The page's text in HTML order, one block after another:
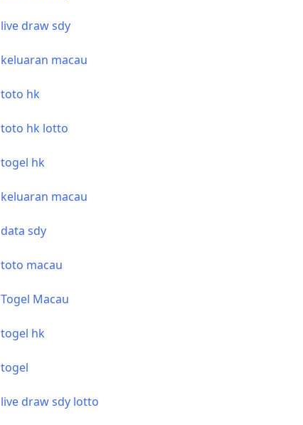
live draw sdy
keluaran macau
toto hk
toto hk lotto
togel hk
keluaran macau
data sdy
toto macau
Togel Macau
togel hk
togel
live draw sdy lotto